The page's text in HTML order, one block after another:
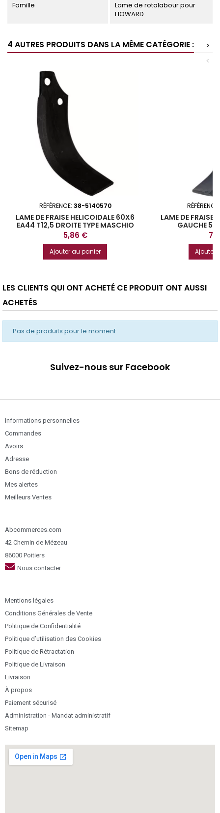
Famille
Lame de rotalabour pour
HOWARD
4 AUTRES PRODUITS DANS LA MÊME CATÉGORIE :
>
<
RÉFÉRENCE: 38-5140570
LAME DE FRAISE HELICOIDALE 60X6
EA44 T12,5 DROITE TYPE MASCHIO
Prix
5,86 €
Ajouter au panier
LAME DE FRAISE
GAUCHE
Prix
Ajouter
LES CLIENTS QUI ONT ACHETÉ CE PRODUIT ONT AUSSI
ACHETÉS
Pas de produits pour le moment
Suivez-nous sur Facebook
Informations personnelles
Commandes
Avoirs
Adresse
Bons de réduction
Mes alertes
Meilleurs Ventes
Abcommerces.com
42 Chemin de Mézeau
86000 Poitiers
Nous contacter
Mentions légales
Conditions Générales de Vente
Politique de Confidentialité
Politique d’utilisation des Cookies
Politique de Rétractation
Politique de Livraison
Livraison
À propos
Paiement sécurisé
Administration - Mandat administratif
Sitemap